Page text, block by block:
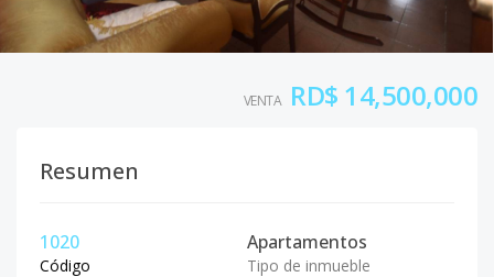
VENTA RD$ 14,500,000
Resumen
1020
Código
Apartamentos
Tipo de inmueble